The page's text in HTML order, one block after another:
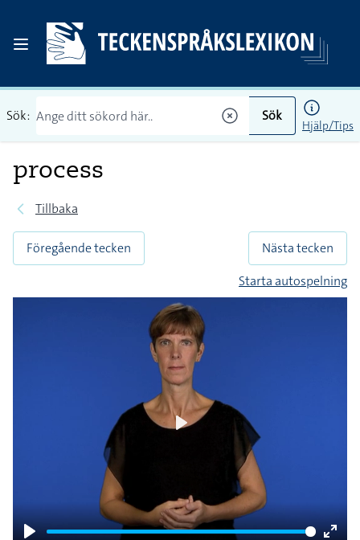
Sök: Sök
Hjälp/Tips
process
Tillbaka
Föregående tecken
Nästa tecken
Starta autospelning